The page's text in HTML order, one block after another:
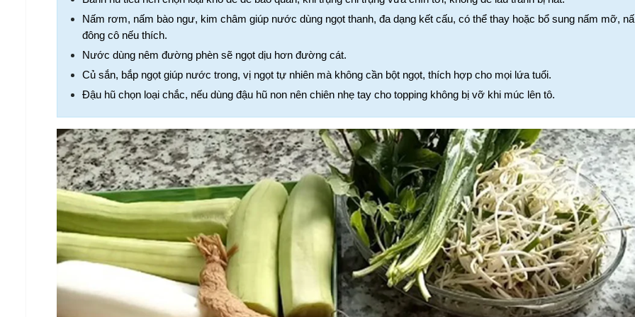
Nấm rơm, nấm bào ngư, kim châm giúp nước dùng ngọt thanh, đa dạng kết cấu, có thể thay hoặc bổ sung nấm mỡ,
đông cô nếu thích.
Nước dùng nêm đường phèn sẽ ngọt dịu hơn đường cát.
Củ sắn, bắp ngọt giúp nước trong, vị ngọt tự nhiên mà không cần bột ngọt, thích hợp cho mọi lứa tuổi.
Đậu hũ chọn loại chắc, nếu dùng đậu hũ non nên chiên nhẹ tay cho topping không bị vỡ khi múc lên tô.